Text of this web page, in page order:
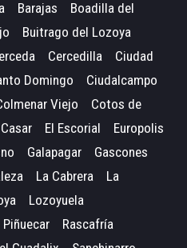
Barajas
Boadilla del
Buitrago del Lozoya
Cercedilla
Ciudad
Domingo
Ciudalcampo
Viejo
Cotos de
El Escorial
Europolis
Galapagar
Gascones
La Cabrera
La
Lozoyuela
Piñuecar
Rascafría